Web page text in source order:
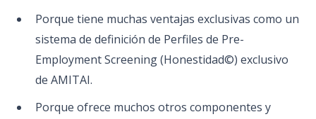
Porque tiene muchas ventajas exclusivas como un
sistema de definición de Perfiles de Pre-
Employment Screening (Honestidad©) exclusivo
de AMITAI.
Porque ofrece muchos otros componentes y